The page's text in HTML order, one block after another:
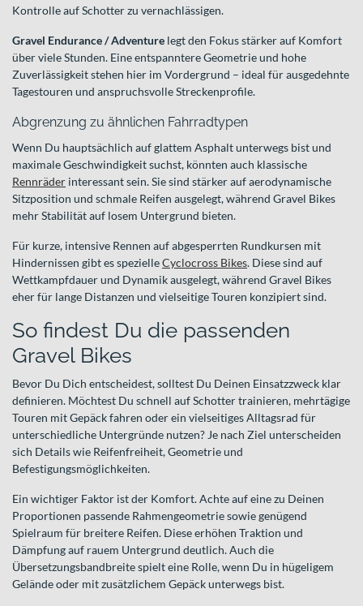
Kontrolle auf Schotter zu vernachlässigen.
Gravel Endurance / Adventure legt den Fokus stärker auf Komfort
über viele Stunden. Eine entspanntere Geometrie und hohe
Zuverlässigkeit stehen hier im Vordergrund – ideal für ausgedehnte
Tagestouren und anspruchsvolle Streckenprofile.
Abgrenzung zu ähnlichen Fahrradtypen
Wenn Du hauptsächlich auf glattem Asphalt unterwegs bist und
maximale Geschwindigkeit suchst, könnten auch klassische
Rennräder interessant sein. Sie sind stärker auf aerodynamische
Sitzposition und schmale Reifen ausgelegt, während Gravel Bikes
mehr Stabilität auf losem Untergrund bieten.
Für kurze, intensive Rennen auf abgesperrten Rundkursen mit
Hindernissen gibt es spezielleCyclocross Bikes. Diese sind auf
Wettkampfdauer und Dynamik ausgelegt, während Gravel Bikes
eher für lange Distanzen und vielseitige Touren konzipiert sind.
So findest Du die passenden
Gravel Bikes
Bevor Du Dich entscheidest, solltest Du Deinen Einsatzzweck klar
definieren. Möchtest Du schnell auf Schotter trainieren, mehrtägige
Touren mit Gepäck fahren oder ein vielseitiges Alltagsrad für
unterschiedliche Untergründe nutzen? Je nach Ziel unterscheiden
sich Details wie Reifenfreiheit, Geometrie und
Befestigungsmöglichkeiten.
Ein wichtiger Faktor ist der Komfort. Achte auf eine zu Deinen
Proportionen passende Rahmengeometrie sowie genügend
Spielraum für breitere Reifen. Diese erhöhen Traktion und
Dämpfung auf rauem Untergrund deutlich. Auch die
Übersetzungsbandbreite spielt eine Rolle, wenn Du in hügeligem
Gelände oder mit zusätzlichem Gepäck unterwegs bist.